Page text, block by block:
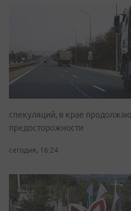
спекуляций, в крае
предосторожности
сегодня, 16:24